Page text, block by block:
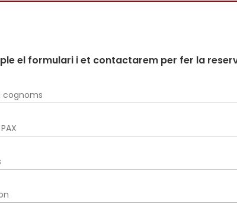
el formulari i et contactarem per fer la